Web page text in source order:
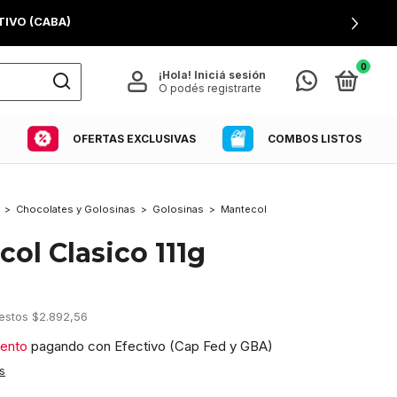
(CABA)
¡Hola! Iniciá sesión
O podés registrarte
0
OFERTAS EXCLUSIVAS COMBOS LISTOS
> Chocolates y Golosinas > Golosinas > Mantecol
Clasico 111g
$2.892,56
pagando con Efectivo (Cap Fed y GBA)